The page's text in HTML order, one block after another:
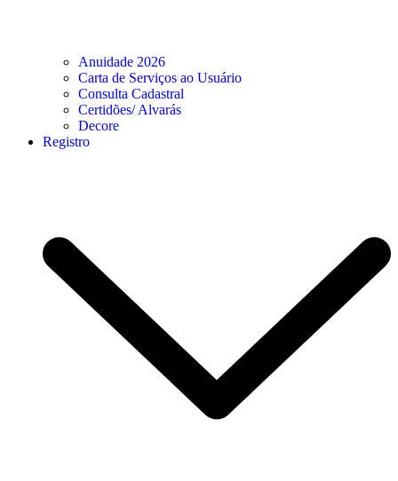
Anuidade 2026
Carta de Serviços ao Usuário
Consulta Cadastral
Certidões/ Alvarás
Decore
Registro